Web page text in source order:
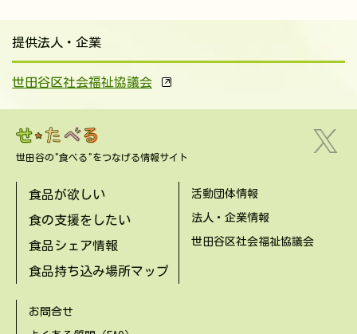
提供法人・企業
世田谷区社会福祉協議会
世田谷の"食べる"をつなげる情報サイト
食品が欲しい
食の支援をしたい
食品シェア情報
食品持ち込み場所マップ
活動団体情報
法人・企業情報
世田谷区社会福祉協議会
お問合せ